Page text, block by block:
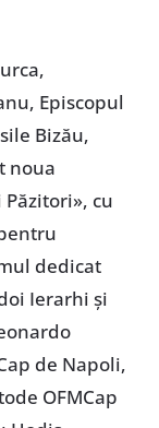
Episcopul
Bizău,
noua
cu
dedicat
Ierarhi și
de Napoli,
OFMCap